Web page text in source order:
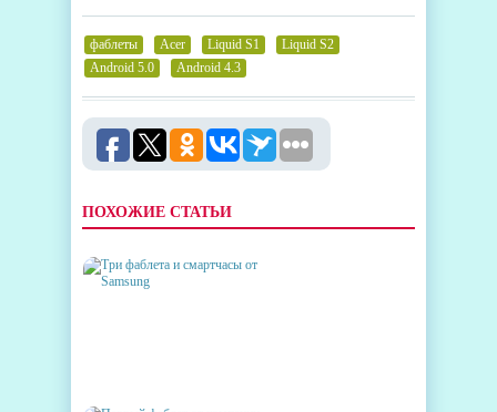
фаблеты Acer Liquid S1 Liquid S2
Android 5.0
Android 4.3
ПОХОЖИЕ СТАТЬИ